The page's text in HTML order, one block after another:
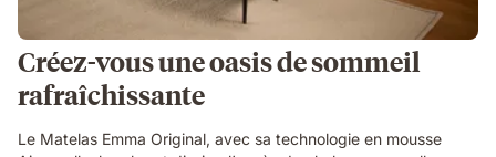
Créez-vous une oasis de sommeil
rafraîchissante
Le Matelas Emma Original, avec sa technologie en mousse